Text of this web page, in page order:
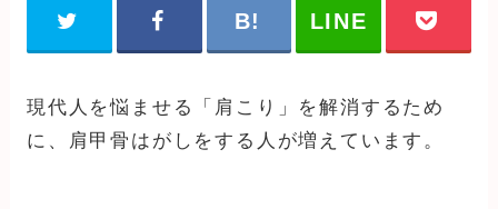
現代人を悩ませる「肩こり」を解消するため
に、肩甲骨はがしをする人が増えています。